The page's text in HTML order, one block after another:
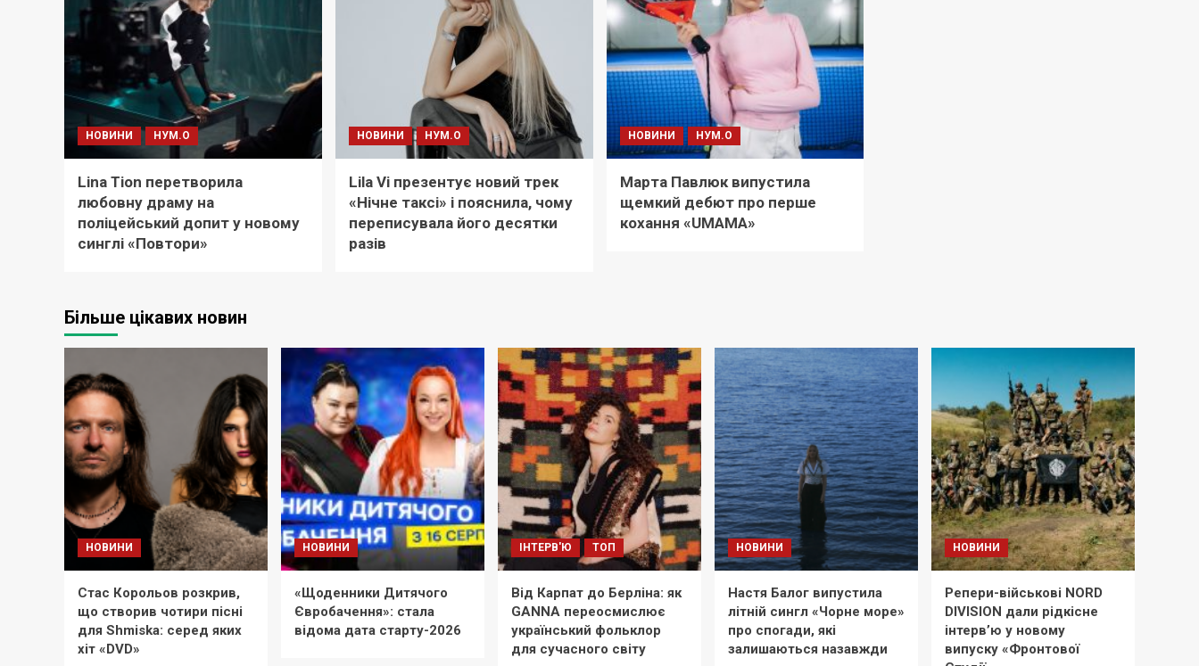
НОВИНИ НУМ.О
Lina Tion перетворила
любовну драму на
поліцейський допит у новому
синглі «Повтори»
НОВИНИ НУМ.О
Lila Vi презентує новий трек
«Нічне таксі» і пояснила, чому
переписувала його десятки
разів
НОВИНИ НУМ.О
Марта Павлюк випустила
щемкий дебют про перше
кохання «UМАМА»
Більше цікавих новин
НОВИНИ
Стас Корольов розкрив,
що створив чотири пісні
для Shmiska: серед яких
хіт «DVD»
НОВИНИ
«Щоденники Дитячого
Євробачення»: стала
відома дата старту-2026
ІНТЕРВ'Ю ТОП
Від Карпат до Берліна: як
GANNA переосмислює
український фольклор
для сучасного світу
НОВИНИ
Настя Балог випустила
літній сингл «Чорне море»
про спогади, які
залишаються назавжди
НОВИНИ
Репери-військові NORD
DIVISION дали рідкісне
інтерв’ю у новому
випуску «Фронтової